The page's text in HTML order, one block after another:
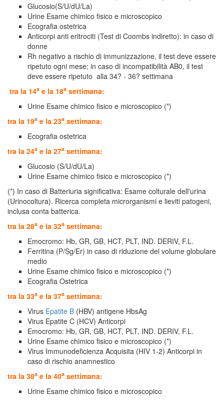
Glucosio(S/U/dU/La)
Urine Esame chimico fisico e microscopico
Ecografia ostetrica
Anticorpi anti eritrociti (Test di Coombs indiretto): in caso di
donne
Rh negativo a rischio di immunizzazione, il test deve essere
ripetuto ogni mese; in caso di incompatibilità AB0, il test
deve essere ripetuto alla 34? - 36? settimana
tra la 14a e la 18a settimana:
Urine Esame chimico fisico e microscopico (*)
tra la 19a e la 23a settimana:
Ecografia ostetrica
tra la 24a e la 27a settimana:
Glucosio (S/U/dU/La)
Urine Esame chimico fisico e microscopico (*)
(*) In caso di Batteriuria significativa: Esame colturale dell'urina
(Urinocoltura). Ricerca completa microrganismi e lieviti patogeni,
inclusa conta batterica.
tra la 28a e la 32a settimana:
Emocromo: Hb, GR, GB, HCT, PLT, IND. DERIV, F.L.
Ferritina (P/Sg/Er) in caso di riduzione del volume globulare
medio
Urine Esame chimico fisico e microscopico (*)
Ecografia Ostetrica
tra la 33a e la 37a settimana:
Virus Epatite B (HBV) antigene HbsAg
Virus Epatite C (HCV) Anticorpi
Emocromo: Hb, GR, GB, HCT, PLT, IND. DERIV, F.L.
Urine Esame chimico fisico e microscopico (*)
Virus Immunodeficienza Acquisita (HIV 1-2) Anticorpi in
caso di rischio anamnestico
tra la 38a e la 40a settimana:
Urine Esame chimico fisico e microscopico